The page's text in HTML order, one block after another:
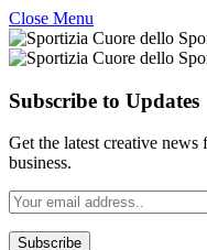
Close Menu
Subscribe to Updates
Get the latest creative
business.